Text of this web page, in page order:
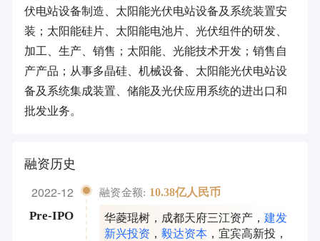
伏电站设备制造、太阳能光伏电站设备及系统装置安
装；太阳能硅片、太阳能电池片、光伏组件的研发、
加工、生产、销售；太阳能、光能技术开发；销售自
产产品；从事多晶硅、机械设备、太阳能光伏电站设
备及系统集成装置、储能及光伏应用系统的进出口和
批发业务。
融资历史
2022-12
Pre-IPO
融资金额: 10.38亿人民币
华菱琨树 ， 成都天府三江资产 ，建发
新兴投资 ，毅达资本 ，宜宾高新投 ，